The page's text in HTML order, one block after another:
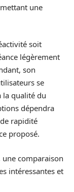
une
soit
légèrement
son
se
la qualité du
dépendra
rapidité
proposé.
comparaison
intéressantes et